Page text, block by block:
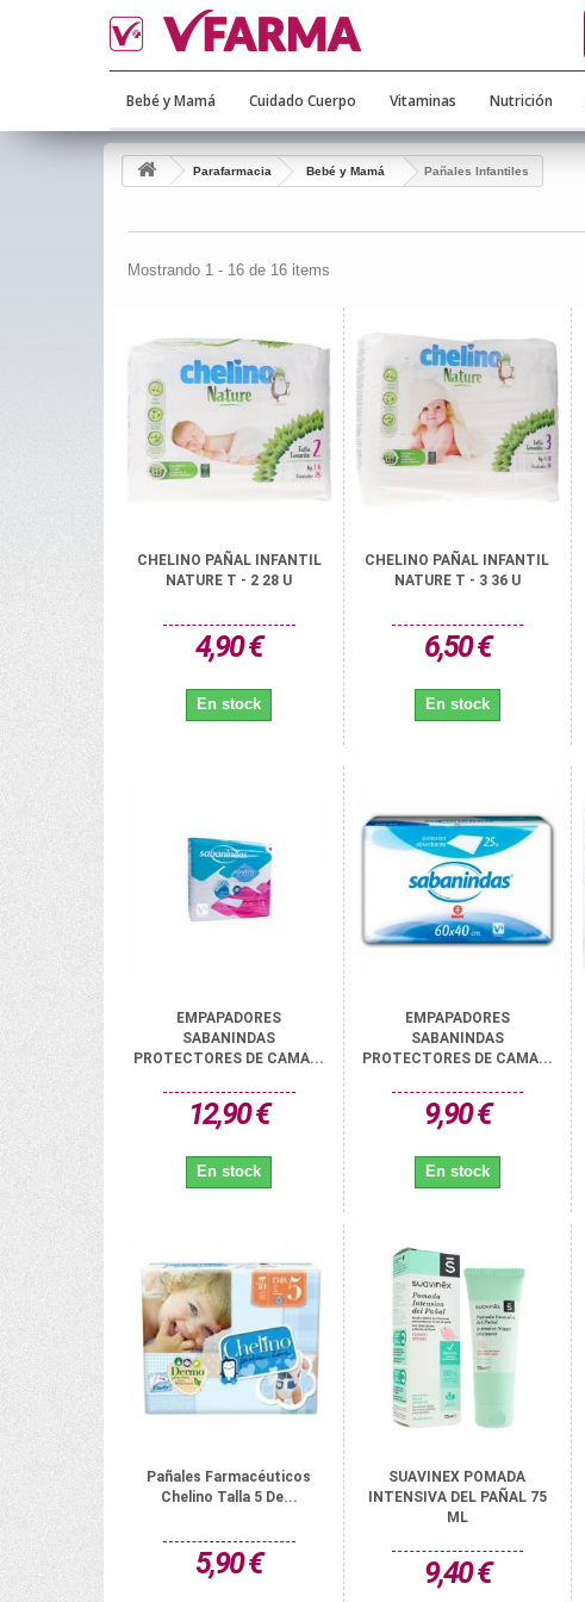
Bebé y Mamá Cuidado Cuerpo Vitaminas Nutrición
Parafarmacia Bebé y Mamá Pañales Infantiles
Mostrando 1 - 16 de 16 items
CHELINO PAÑAL INFANTIL
NATURE T - 2 28 U
4,90 €
En stock
CHELINO PAÑAL INFANTIL
NATURE T - 3 36 U
6,50 €
En stock
EMPAPADORES
SABANINDAS
PROTECTORES DE CAMA...
12,90 €
En stock
EMPAPADORES
SABANINDAS
PROTECTORES DE CAMA...
9,90 €
En stock
Pañales Farmacéuticos
Chelino Talla 5 De...
5,90 €
SUAVINEX POMADA
INTENSIVA DEL PAÑAL 75
ML
9,40 €